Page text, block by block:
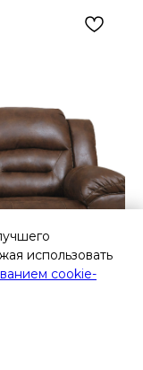
использовать
cookie-